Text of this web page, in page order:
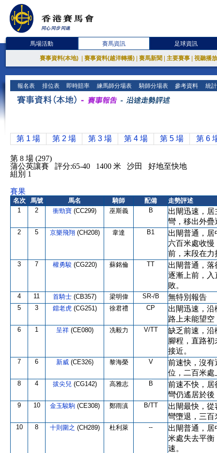
馬場活動 賽馬資訊 足球資訊
賽事資料(本地) 賽事資料(越洋轉播) 賽馬新聞 主要賽事 視聽播
報名表 排位表 即時賠率 練馬師分場表 騎師分場表 參考資料 統
第 1 場 第 2 場 第 3 場 第 4 場 第 5 場 第 6
第 8 場 (297)
蒲公英讓賽 評分:65-40 1400 米 沙田 好地至快地
組別 1
賽果
名次 馬號 馬名 騎師 配備
走勢評述
1
2 衝勁寶 (CC299) 巫斯義 B
出閘迅速，
彎，移出外疊
2 5 京樂飛翔 (CH208) 韋達 B1
出閘普通，
六百米處收
前，末段在力
3 7 權勇駿 (CG220) 蘇銘倫 TT
出閘普通，
逐漸上前，入
敗。
4 11 首騎士 (CB357) 梁明偉 SR-/B 無特別報告
5 3 鐳老虎 (CG251) 徐君禮 CP
出閘迅速，
路上未能望
6 1 呈祥 (CE080) 冼毅力 V/TT
缺乏前速，沿
腳程，直路
接近。
7 6 新威 (CE326) 黎海榮 V
前速快，沒有
位，二百米處
8 4 拔尖兒 (CG142) 高雅志 B
前速不快，居
彎仍遙居於後
9 10 金玉駿駒 (CE308) 鄭雨滇 B/TT
出閘最快，
彎墮退，三百
10 8 十則圍之 (CH289) 杜利萊 --
出閘普通，
米處失去平衡
速。